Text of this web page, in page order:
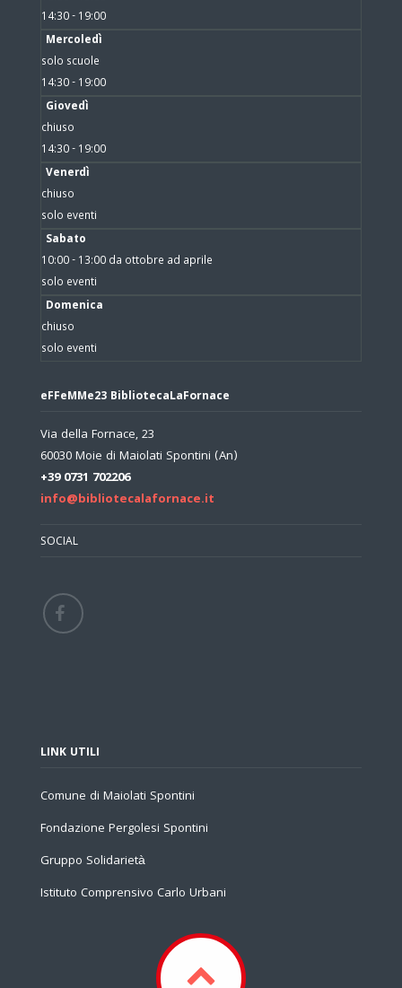
14:30 - 19:00
Mercoledì
solo scuole
14:30 - 19:00
Giovedì
chiuso
14:30 - 19:00
Venerdì
chiuso
solo eventi
Sabato
10:00 - 13:00 da ottobre ad aprile
solo eventi
Domenica
chiuso
solo eventi
eFFeMMe23 BibliotecaLaFornace
Via della Fornace, 23
60030 Moie di Maiolati Spontini (An)
+39 0731 702206
info@bibliotecalafornace.it
SOCIAL
LINK UTILI
Comune di Maiolati Spontini
Fondazione Pergolesi Spontini
Gruppo Solidarietà
Istituto Comprensivo Carlo Urbani